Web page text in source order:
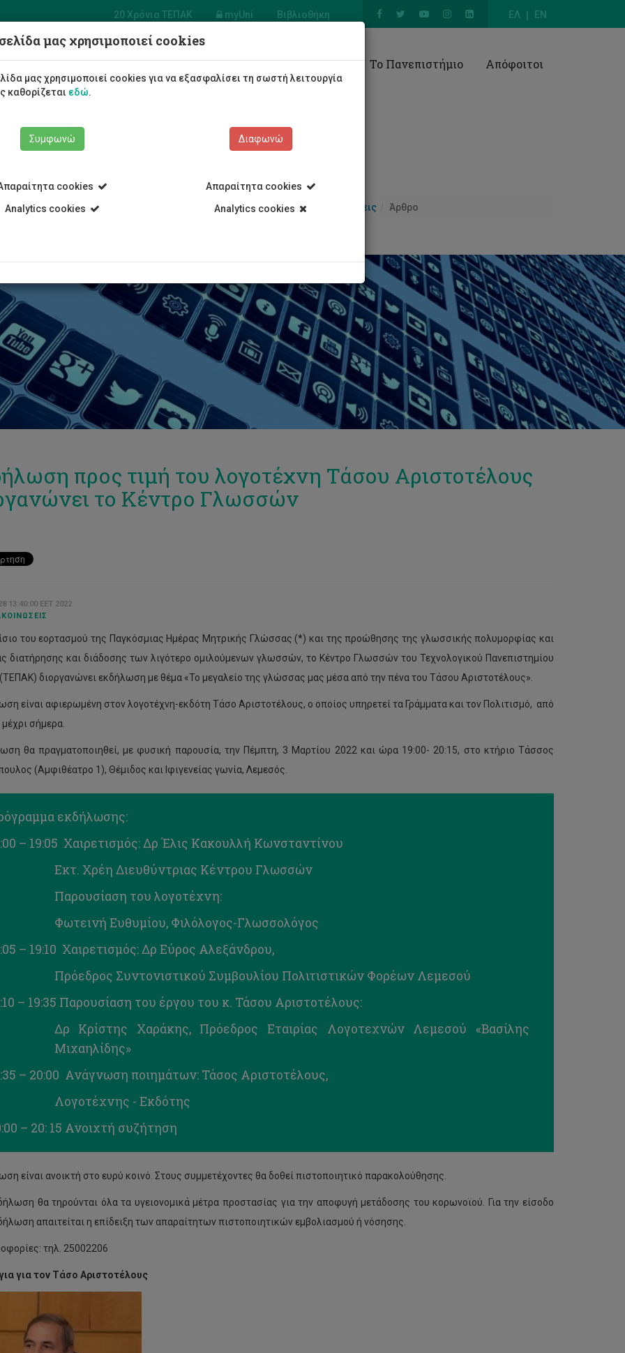
ΕΛ EN
20 Χρόνια ΤΕΠΑΚ myUni Βιβλιοθήκη
Φοιτητές/τριες Σπουδές Έρευνα Το Πανεπιστήμιο Απόφοιτοι
Τμήμα Επικοινωνίας και Σπουδών Διαδικτύου Νέα-Ανακοινώσεις Άρθρο
προς τιμή του λογοτέχνη Τάσου Αριστοτέλους
το Κέντρο Γλωσσών
13:40:00 EET 2022
του εορτασμού της Παγκόσμιας Ημέρας Μητρικής Γλώσσας (*) και της προώθησης της γλωσσικής πολυμορφίας και
διατήρησης και διάδοσης των λιγότερο ομιλούμενων γλωσσών, το Κέντρο Γλωσσών του Τεχνολογικού Πανεπιστημίου
διοργανώνει εκδήλωση με θέμα «Το μεγαλείο της γλώσσας μας μέσα από την πένα του Τάσου Αριστοτέλους».
είναι αφιερωμένη στον λογοτέχνη-εκδότη Τάσο Αριστοτέλους, ο οποίος υπηρετεί τα Γράμματα και τον Πολιτισμό, από
σήμερα.
θα πραγματοποιηθεί, με φυσική παρουσία, την Πέμπτη, 3 Μαρτίου 2022 και ώρα 19:00- 20:15, στο κτήριο Τάσσος
(Αμφιθέατρο 1), Θέμιδος και Ιφιγενείας γωνία, Λεμεσός.
εκδήλωσης:
– 19:05 Χαιρετισμός: Δρ Έλις Κακουλλή Κωνσταντίνου
Χρέη Διευθύντριας Κέντρου Γλωσσών
Παρουσίαση του λογοτέχνη:
Ευθυμίου, Φιλόλογος-Γλωσσολόγος
– 19:10 Χαιρετισμός: Δρ Εύρος Αλεξάνδρου,
Πρόεδρος Συντονιστικού Συμβουλίου Πολιτιστικών Φορέων Λεμεσού
– 19:35 Παρουσίαση του έργου του κ. Τάσου Αριστοτέλους:
Δρ Κρίστης Χαράκης, Πρόεδρος Εταιρίας Λογοτεχνών Λεμεσού «Βασίλης
Μιχαηλίδης»
– 20:00 Ανάγνωση ποιημάτων: Τάσος Αριστοτέλους,
Λογοτέχνης - Εκδότης
– 20: 15 Ανοιχτή συζήτηση
είναι ανοικτή στο ευρύ κοινό. Στους συμμετέχοντες θα δοθεί πιστοποιητικό παρακολούθησης.
θα τηρούνται όλα τα υγειονομικά μέτρα προστασίας για την αποφυγή μετάδοσης του κορωνοϊού. Για την είσοδο
απαιτείται η επίδειξη των απαραίτητων πιστοποιητικών εμβολιασμού ή νόσησης.
τηλ. 25002206
για τον Τάσο Αριστοτέλους
μας χρησιμοποιεί cookies
μας χρησιμοποιεί cookies για να εξασφαλίσει τη σωστή λειτουργία
καθορίζεται εδώ.
Συμφωνώ
cookies
Analytics cookies
Διαφωνώ
Απαραίτητα cookies
Analytics cookies